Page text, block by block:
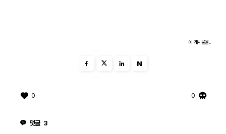
이 게시물을..
N
0 0
댓글 3